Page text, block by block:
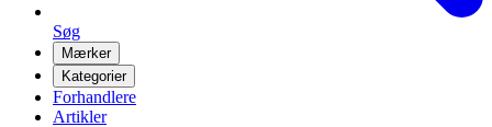
Søg
Mærker
Kategorier
Forhandlere
Artikler